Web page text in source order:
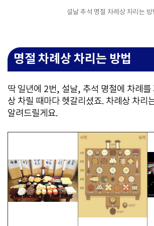
설날 추석 명절 차례상 차리는 방
명절 차례상 차리는 방법
딱 일년에 2번, 설날, 추석 명절에 차례를
상 차릴 때마다 헷갈리셨죠. 차례상 차리
알려드릴게요.